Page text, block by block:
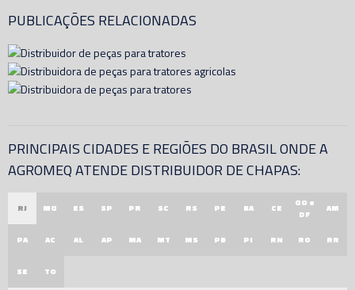
PUBLICAÇÕES RELACIONADAS
PRINCIPAIS CIDADES E REGIÕES DO BRASIL ONDE A
AGROMEQ ATENDE DISTRIBUIDOR DE CHAPAS:
RJ MG ES SP PR SC RS PE BA CE
GO e
DF
AM
PA AC AL AP MA MT MS PB PI RN RO RR
SE TO